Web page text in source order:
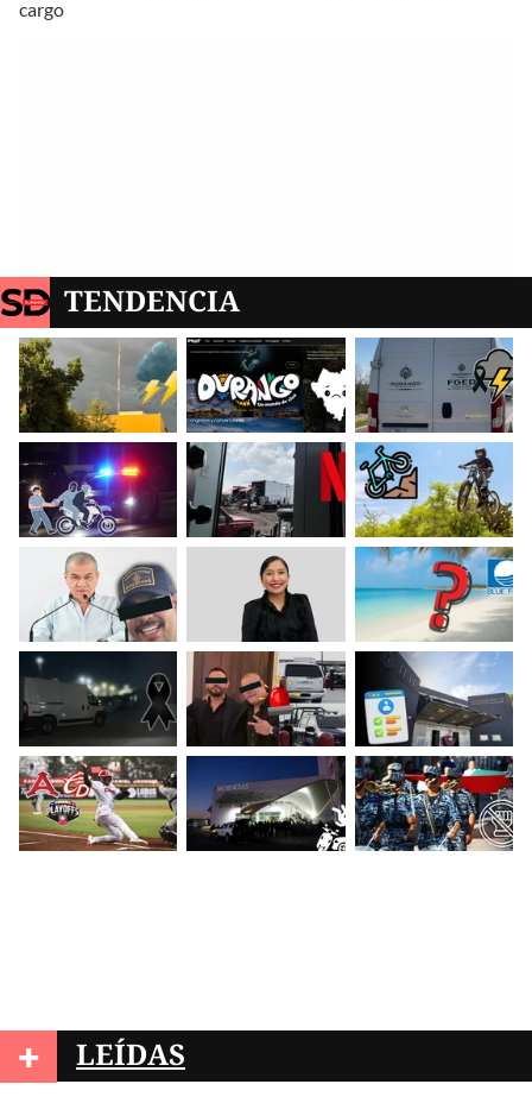
cargo
TENDENCIA
+ LEÍDAS